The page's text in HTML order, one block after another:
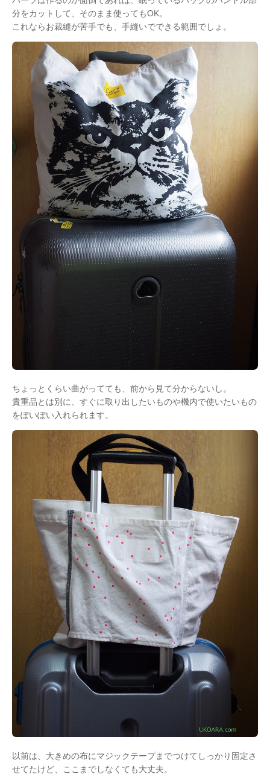
分をカットして、そのまま使ってもOK。
これならお裁縫が苦手でも、手縫いでできる範囲でしょ。
ちょっとくらい曲がってても、前から見て分からないし。
貴重品とは別に、すぐに取り出したいものや機内で使いたいもの
をぽいぽい入れられます。
以前は、大きめの布にマジックテープまでつけてしっかり固定さ
せてたけど、ここまでしなくても大丈夫。